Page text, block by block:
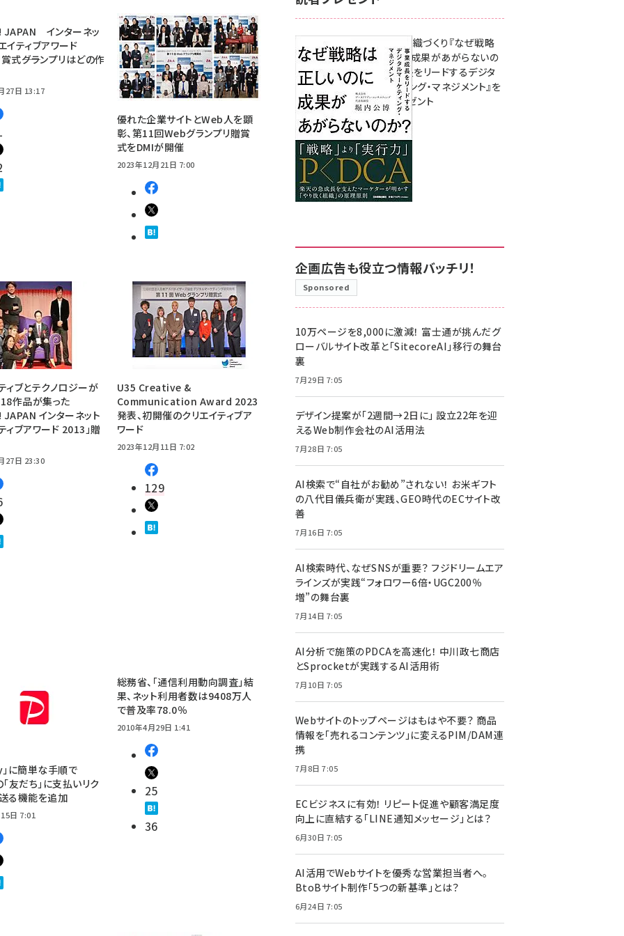
JAPAN インターネッ
イティブアワード
式――グランプリはどの作
27日 13:17
優れた企業サイトとWeb人を顕
彰、第11回Webグランプリ贈賞
式をDMIが開催
2023年12月21日 7:00
ィブとテクノロジーが
作品が集った
JAPAN インターネット
ィブアワード 2013」贈
27日 23:30
U35 Creative &
Communication Award 2023
発表、初開催のクリエイティブア
ワード
2023年12月11日 7:02
129
」に簡単な手順で
「友だち」に支払いリク
る機能を追加
日 7:01
総務省、「通信利用動向調査」結
果、ネット利用者数は9408万人
で普及率78.0％
2010年4月29日 1:41
25
36
成果を生む組織づくり『なぜ戦略
は正しいのに成果があがらないの
か？ 事業成長をリードするデジタ
ルマーケティング・マネジメント』を
3名様にプレゼント
8月7日 10:00
企画広告も役立つ情報バッチリ！
Sponsored
10万ページを8,000に激減！ 富士通が挑んだグ
ローバルサイト改革と「SitecoreAI」移行の舞台
裏
7月29日 7:05
デザイン提案が「2週間→2日に」 設立22年を迎
えるWeb制作会社のAI活用法
7月28日 7:05
AI検索で“自社がお勧め”されない！ お米ギフト
の八代目儀兵衛が実践、GEO時代のECサイト改
善
7月16日 7:05
AI検索時代、なぜSNSが重要？ フジドリームエア
ラインズが実践“フォロワー6倍・UGC200％
増”の舞台裏
7月14日 7:05
AI分析で施策のPDCAを高速化！ 中川政七商店
とSprocketが実践するAI活用術
7月10日 7:05
Webサイトのトップページはもはや不要？ 商品
情報を「売れるコンテンツ」に変えるPIM/DAM連
携
7月8日 7:05
ECビジネスに有効！ リピート促進や顧客満足度
向上に直結する「LINE通知メッセージ」とは？
6月30日 7:05
AI活用でWebサイトを優秀な営業担当者へ。
BtoBサイト制作「5つの新基準」とは？
6月24日 7:05